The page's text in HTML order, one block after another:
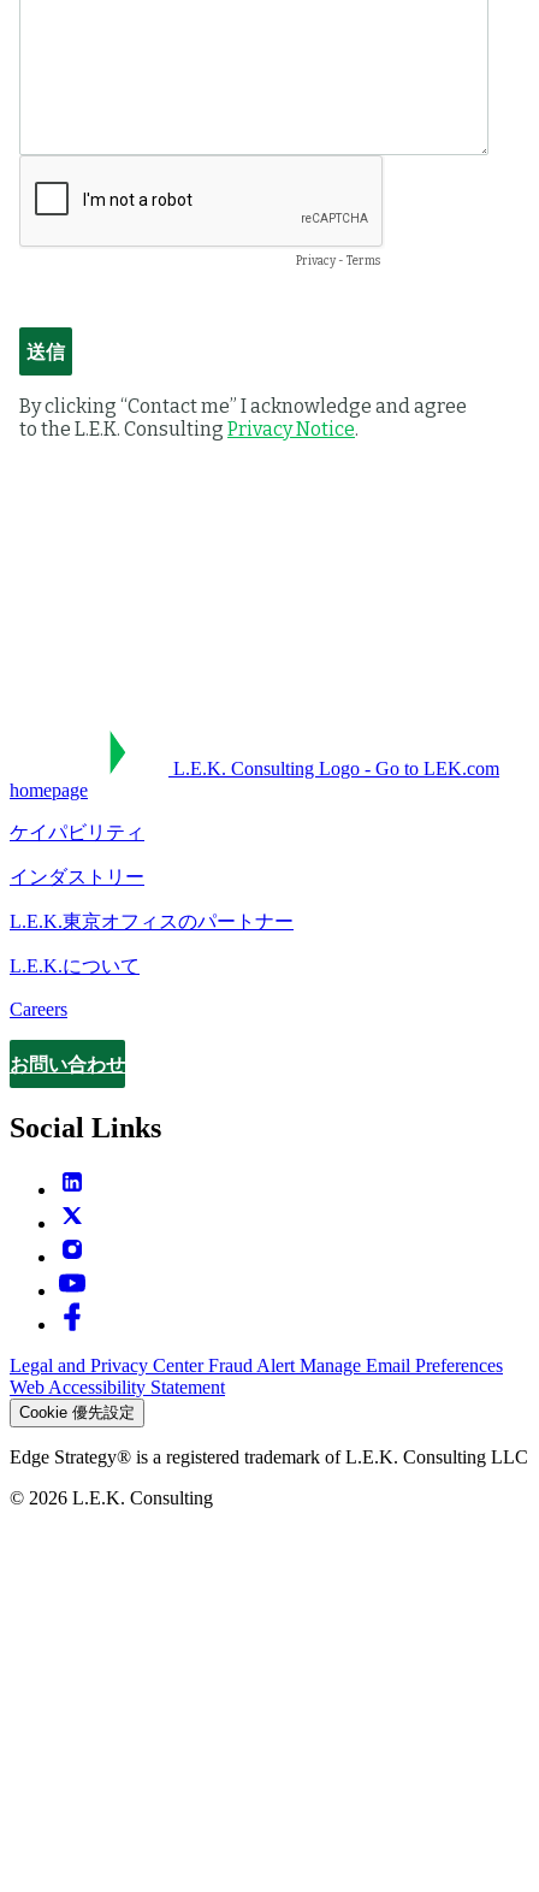
L.E.K. Consulting Logo - Go to LEK.com
homepage
ケイパビリティ
インダストリー
L.E.K.東京オフィスのパートナー
L.E.K.について
Careers
Contact
お問い合わせ
Social Links
Legal and Privacy CenterFraud AlertManage Email Preferences
Web Accessibility Statement
Cookie 優先設定
Edge Strategy® is a registered trademark of L.E.K. Consulting LLC
© 2026 L.E.K. Consulting